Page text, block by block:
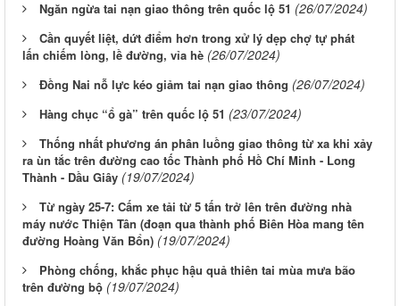
Ngăn ngừa tai nạn giao thông trên quốc lộ 51 (26/07/2024)
Cần quyết liệt, dứt điểm hơn trong xử lý dẹp chợ tự phát
lấn chiếm lòng, lề đường, vỉa hè (26/07/2024)
Đồng Nai nỗ lực kéo giảm tai nạn giao thông (26/07/2024)
Hàng chục “ổ gà” trên quốc lộ 51 (23/07/2024)
Thống nhất phương án phân luồng giao thông từ xa khi xảy
ra ùn tắc trên đường cao tốc Thành phố Hồ Chí Minh - Long
Thành - Dầu Giây (19/07/2024)
Từ ngày 25-7: Cấm xe tải từ 5 tấn trở lên trên đường nhà
máy nước Thiện Tân (đoạn qua thành phố Biên Hòa mang tên
đường Hoàng Văn Bổn) (19/07/2024)
Phòng chống, khắc phục hậu quả thiên tai mùa mưa bão
trên đường bộ (19/07/2024)